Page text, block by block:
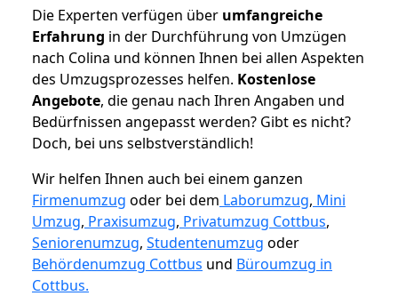
Die Experten verfügen über umfangreiche
Erfahrung in der Durchführung von Umzügen
nach Colina und können Ihnen bei allen Aspekten
des Umzugsprozesses helfen. Kostenlose
Angebote, die genau nach Ihren Angaben und
Bedürfnissen angepasst werden? Gibt es nicht?
Doch, bei uns selbstverständlich!
Wir helfen Ihnen auch bei einem ganzen
Firmenumzug oder bei dem Laborumzug, Mini
Umzug, Praxisumzug, Privatumzug Cottbus,
Seniorenumzug, Studentenumzug oder
Behördenumzug Cottbus und Büroumzug in
Cottbus.